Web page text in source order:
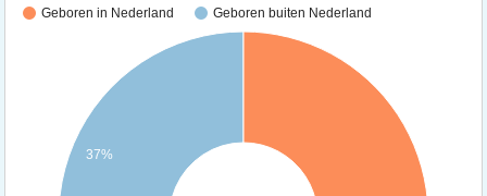
Geboren in Nederland Geboren buiten Nederland
37%